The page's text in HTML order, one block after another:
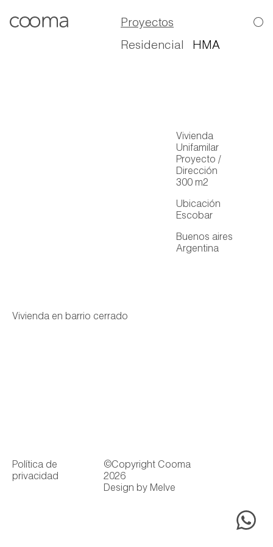
Proyectos
Residencial
HMA
Vivienda
Unifamilar
Proyecto /
Dirección
300 m2
Ubicación
Escobar
Buenos aires
Argentina
Vivienda en barrio cerrado
Política de
privacidad
©Copyright Cooma
2026
Design by Melve